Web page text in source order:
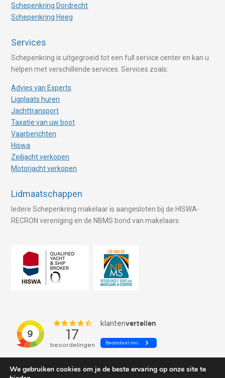
Schepenkring Dordrecht
Schepenkring Heeg
Services
Schepenkring is uitgegroeid tot een full service center en kan u
helpen met verschillende services. Services zoals:
Advies van Experts
Ligplaats huren
Jachttransport
Taxatie van uw boot
Vaarberichten
Hiswa
Zeiljacht verkopen
Motorjacht verkopen
Lidmaatschappen
Iedere Schepenkring makelaar is aangesloten bij de HISWA-
RECRON vereniging en de NBMS bond van makelaars.
We gebruiken cookies om je de beste ervaring op onze site te